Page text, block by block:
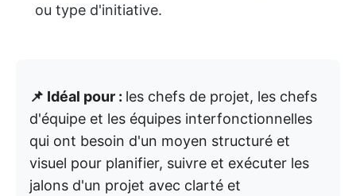
ou type d'initiative.
📌 Idéal pour : les chefs de projet, les chefs
d'équipe et les équipes interfonctionnelles
qui ont besoin d'un moyen structuré et
visuel pour planifier, suivre et exécuter les
jalons d'un projet avec clarté et